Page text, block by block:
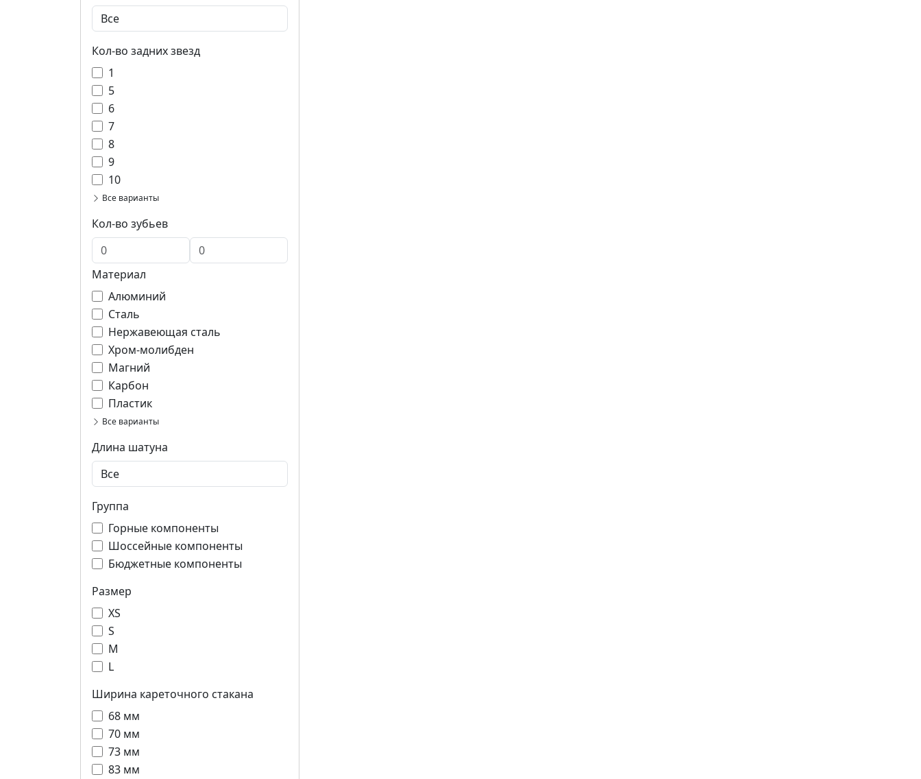
Кол-во задних звезд
1
5
6
7
8
9
10
Все варианты
Кол-во зубьев
Материал
Алюминий
Сталь
Нержавеющая сталь
Хром-молибден
Магний
Карбон
Пластик
Все варианты
Длина шатуна
Группа
Горные компоненты
Шоссейные компоненты
Бюджетные компоненты
Размер
XS
S
M
L
Ширина кареточного стакана
68 мм
70 мм
73 мм
83 мм